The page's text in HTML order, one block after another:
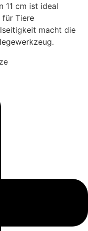
11 cm ist ideal
für Tiere
macht die